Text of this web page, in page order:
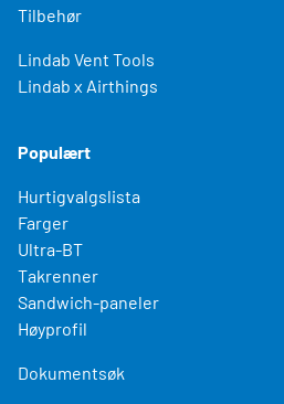
Tilbehør
Lindab Vent Tools
Lindab x Airthings
Populært
Hurtigvalgslista
Farger
Ultra-BT
Takrenner
Sandwich-paneler
Høyprofil
Dokumentsøk